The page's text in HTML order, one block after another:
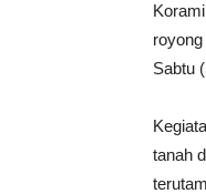
Sabtu
tanah